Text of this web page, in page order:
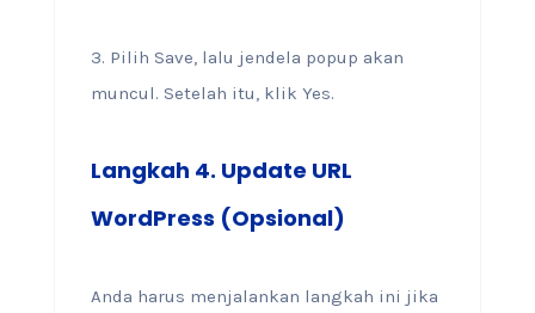
3. Pilih Save, lalu jendela popup akan
muncul. Setelah itu, klik Yes.
Langkah 4. Update URL
WordPress (Opsional)
Anda harus menjalankan langkah ini jika